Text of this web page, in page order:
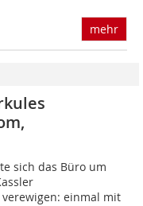
mehr
sich das Büro um
einmal mit